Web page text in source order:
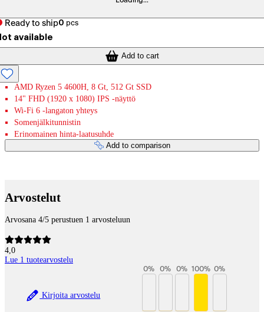
Ready to ship0 pcs
available
Add to cart
AMD Ryzen 5 4600H, 8 Gt, 512 Gt SSD
14" FHD (1920 x 1080) IPS -näyttö
Wi-Fi 6 -langaton yhteys
Somenjälkitunnistin
Erinomainen hinta-laatusuhde
Add to comparison
Arvostelut
Arvosana 4/5 perustuen 1 arvosteluun
4,0
Lue 1 tuotearvostelu
Kirjoita arvostelu
0% 0% 0% 100% 0%